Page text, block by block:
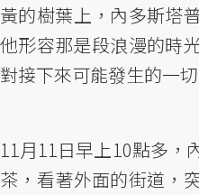
黃的樹葉上，內多斯塔
他形容那是段浪漫的時
對接下來可能發生的一切
11月11日早上10點多，
茶，看著外面的街道，